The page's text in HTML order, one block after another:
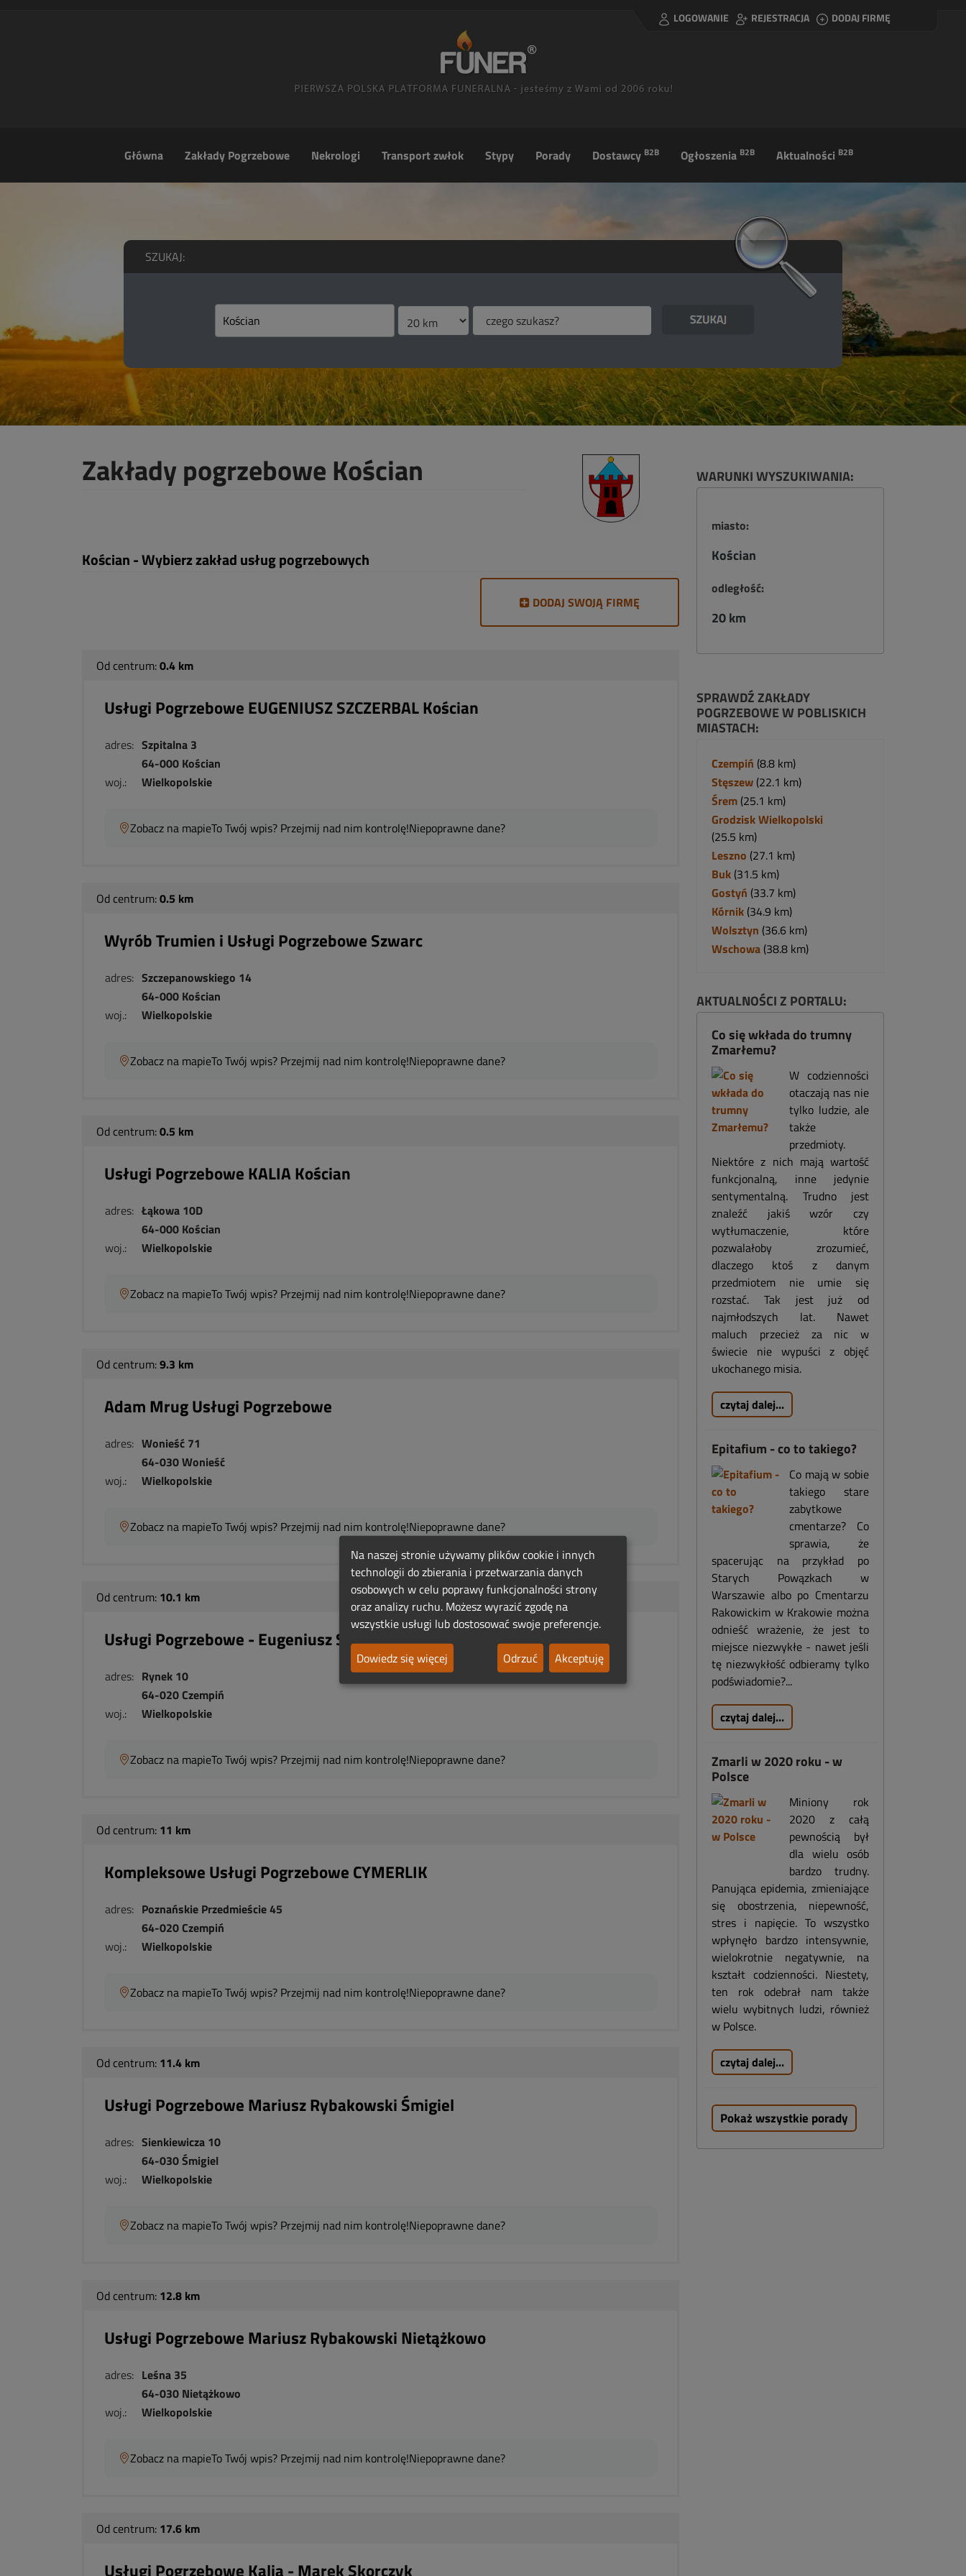
LOGOWANIE REJESTRACJA DODAJ FIRMĘ
Główna Zakłady Pogrzebowe Nekrologi Transport zwłok Stypy Porady Dostawcy B2B Ogłoszenia B2B Aktualności B2B
SZUKAJ:
Zakłady pogrzebowe Kościan
Kościan - Wybierz zakład usług pogrzebowych
DODAJ SWOJĄ FIRMĘ
Od centrum:0.4 km
Usługi Pogrzebowe EUGENIUSZ SZCZERBAL Kościan
adres: Szpitalna 3
64-000 Kościan
woj.:
Wielkopolskie
Zobacz na mapieTo Twój wpis? Przejmij nad nim kontrolę!Niepoprawne dane?
Od centrum:0.5 km
Wyrób Trumien i Usługi Pogrzebowe Szwarc
adres: Szczepanowskiego 14
64-000 Kościan
woj.:
Wielkopolskie
Zobacz na mapieTo Twój wpis? Przejmij nad nim kontrolę!Niepoprawne dane?
Od centrum:0.5 km
Usługi Pogrzebowe KALIA Kościan
adres: Łąkowa 10D
64-000 Kościan
woj.:
Wielkopolskie
Zobacz na mapieTo Twój wpis? Przejmij nad nim kontrolę!Niepoprawne dane?
Od centrum:9.3 km
Adam Mrug Usługi Pogrzebowe
adres: Wonieść 71
64-030 Wonieść
woj.:
Wielkopolskie
Zobacz na mapieTo Twój wpis? Przejmij nad nim kontrolę!Niepoprawne dane?
Od centrum: 10.1 km
Usługi Pogrzebowe - Eugeniusz Szczerbal - Czempiń
adres: Rynek 10
64-020 Czempiń
woj.:
Wielkopolskie
Zobacz na mapieTo Twój wpis? Przejmij nad nim kontrolę!Niepoprawne dane?
Od centrum: 11 km
Kompleksowe Usługi Pogrzebowe CYMERLIK
adres: Poznańskie Przedmieście 45
64-020 Czempiń
woj.:
Wielkopolskie
Zobacz na mapieTo Twój wpis? Przejmij nad nim kontrolę!Niepoprawne dane?
Od centrum: 11.4 km
Usługi Pogrzebowe Mariusz Rybakowski Śmigiel
adres: Sienkiewicza 10
64-030 Śmigiel
woj.:
Wielkopolskie
Zobacz na mapieTo Twój wpis? Przejmij nad nim kontrolę!Niepoprawne dane?
Od centrum: 12.8 km
Usługi Pogrzebowe Mariusz Rybakowski Nietążkowo
adres: Leśna 35
64-030 Nietążkowo
woj.:
Wielkopolskie
Zobacz na mapieTo Twój wpis? Przejmij nad nim kontrolę!Niepoprawne dane?
Od centrum: 17.6 km
Usługi Pogrzebowe Kalia - Marek Skorczyk
WARUNKI WYSZUKIWANIA:
miasto:
Kościan
odległość:
20 km
SPRAWDŹ ZAKŁADY
POGRZEBOWE W POBLISKICH
MIASTACH:
Czempiń (8.8 km)
Stęszew (22.1 km)
Śrem (25.1 km)
Grodzisk Wielkopolski
(25.5 km)
Leszno (27.1 km)
Buk (31.5 km)
Gostyń (33.7 km)
Kórnik (34.9 km)
Wolsztyn (36.6 km)
Wschowa (38.8 km)
AKTUALNOŚCI Z PORTALU:
Co się wkłada do trumny
Zmarłemu?
W codzienności
otaczają nas nie
tylko ludzie, ale
także
przedmioty.
Niektóre z nich mają wartość
funkcjonalną, inne jedynie
sentymentalną. Trudno jest
znaleźć jakiś wzór czy
wytłumaczenie, które
pozwalałoby zrozumieć,
dlaczego ktoś z danym
przedmiotem nie umie się
rozstać. Tak jest już od
najmłodszych lat. Nawet
maluch przecież za nic w
świecie nie wypuści z objęć
ukochanego misia.
czytaj dalej...
Epitafium - co to takiego?
Co mają w sobie
takiego stare
zabytkowe
cmentarze? Co
sprawia, że
spacerując na przykład po
Starych Powązkach w
Warszawie albo po Cmentarzu
Rakowickim w Krakowie można
odnieść wrażenie, że jest to
miejsce niezwykłe - nawet jeśli
tę niezwykłość odbieramy tylko
podświadomie?...
czytaj dalej...
Zmarli w 2020 roku - w
Polsce
Miniony rok
2020 z całą
pewnością był
dla wielu osób
bardzo trudny.
Panująca epidemia, zmieniające
się obostrzenia, niepewność,
stres i napięcie. To wszystko
wpłynęło bardzo intensywnie,
wielokrotnie negatywnie, na
kształt codzienności. Niestety,
ten rok odebrał nam także
wielu wybitnych ludzi, również
w Polsce.
czytaj dalej...
Pokaż wszystkie porady
Na naszej stronie używamy plików cookie i innych
technologii do zbierania i przetwarzania danych
osobowych w celu poprawy funkcjonalności strony
oraz analizy ruchu. Możesz wyrazić zgodę na
wszystkie usługi lub dostosować swoje preferencje.
Dowiedz się więcej
Odrzuć Akceptuję